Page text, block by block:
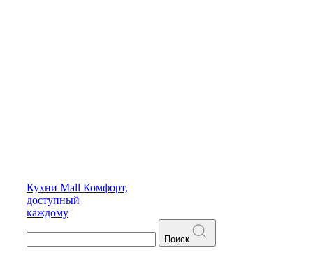
Кухни Mall Комфорт,
доступный
каждому
Поиск